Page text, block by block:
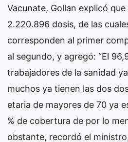
Vacunate, Gollan explicó
2.220.896 dosis, de las
corresponden al primer
al segundo, y agregó: “El
trabajadores de la sanidad
muchos ya tienen las dos
etaria de mayores de 70 ya
% de cobertura de por lo
obstante, recordó el